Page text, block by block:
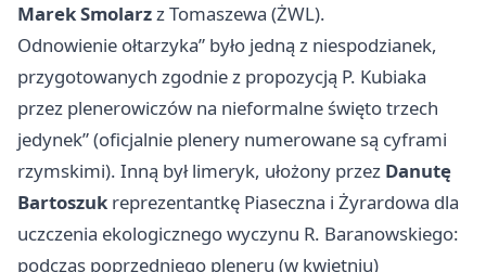
Marek Smolarzz Tomaszewa (ŻWL).
Odnowienie ołtarzyka” było jedną z niespodzianek,
przygotowanych zgodnie z propozycją P. Kubiaka
przez plenerowiczów na nieformalne święto trzech
jedynek” (oficjalnie plenery numerowane są cyframi
rzymskimi). Inną był limeryk, ułożony przez Danutę
Bartoszuk reprezentantkę Piaseczna i Żyrardowa dla
uczczenia ekologicznego wyczynu R. Baranowskiego:
podczas poprzedniego pleneru (w kwietniu)